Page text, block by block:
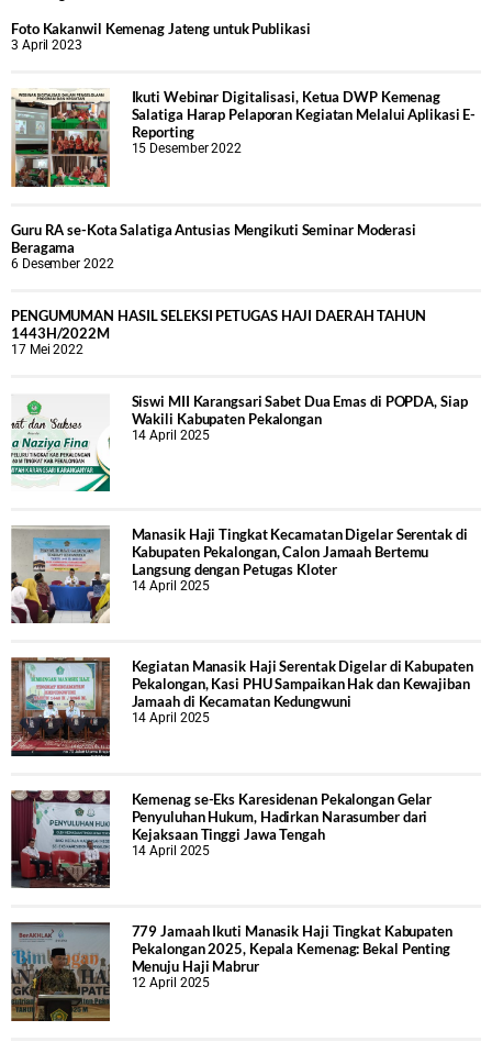
Foto Kakanwil Kemenag Jateng untuk Publikasi
3 April 2023
Ikuti Webinar Digitalisasi, Ketua DWP Kemenag
Salatiga Harap Pelaporan Kegiatan Melalui Aplikasi E-
Reporting
15 Desember 2022
Guru RA se-Kota Salatiga Antusias Mengikuti Seminar Moderasi
Beragama
6 Desember 2022
PENGUMUMAN HASIL SELEKSI PETUGAS HAJI DAERAH TAHUN
1443H/2022M
17 Mei 2022
Siswi MII Karangsari Sabet Dua Emas di POPDA, Siap
Wakili Kabupaten Pekalongan
14 April 2025
Manasik Haji Tingkat Kecamatan Digelar Serentak di
Kabupaten Pekalongan, Calon Jamaah Bertemu
Langsung dengan Petugas Kloter
14 April 2025
Kegiatan Manasik Haji Serentak Digelar di Kabupaten
Pekalongan, Kasi PHU Sampaikan Hak dan Kewajiban
Jamaah di Kecamatan Kedungwuni
14 April 2025
Kemenag se-Eks Karesidenan Pekalongan Gelar
Penyuluhan Hukum, Hadirkan Narasumber dari
Kejaksaan Tinggi Jawa Tengah
14 April 2025
779 Jamaah Ikuti Manasik Haji Tingkat Kabupaten
Pekalongan 2025, Kepala Kemenag: Bekal Penting
Menuju Haji Mabrur
12 April 2025